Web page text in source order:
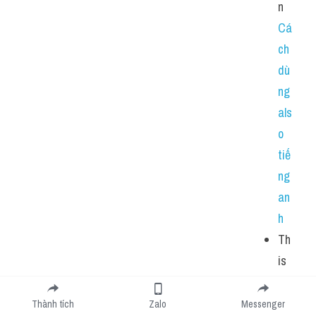
n
Cá
ch
dù
ng
als
o
tiế
ng
an
h
Th
is
m
Thành tích Zalo Messenger